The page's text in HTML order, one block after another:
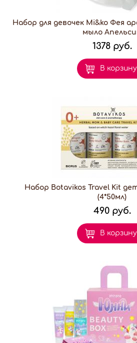
Набор для девочек Mi&ko Фея
мыло
1378 руб.
В корзину
Набор Botavikos Travel Kit
(4*50мл)
490 руб.
В корзину